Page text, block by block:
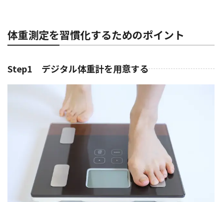
体重測定を習慣化するためのポイント
Step1 デジタル体重計を用意する